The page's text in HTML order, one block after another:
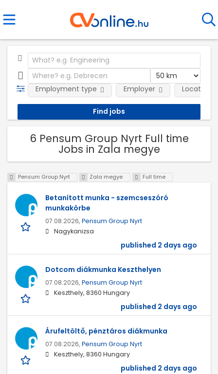
Employment type Employer Location
6 Pensum Group Nyrt Full time
Jobs in Zala megye
Pensum Group Nyrt Zala megye Full time
Betanított munka - szemcseszóró
munkakörbe
07.08.2026, Pensum Group Nyrt
Nagykanizsa
published 2 days ago
Dotcom diákmunka Keszthelyen
07.08.2026, Pensum Group Nyrt
Keszthely, 8360 Hungary
published 2 days ago
Árufeltöltő, pénztáros diákmunka
07.08.2026, Pensum Group Nyrt
Keszthely, 8360 Hungary
published 2 days ago